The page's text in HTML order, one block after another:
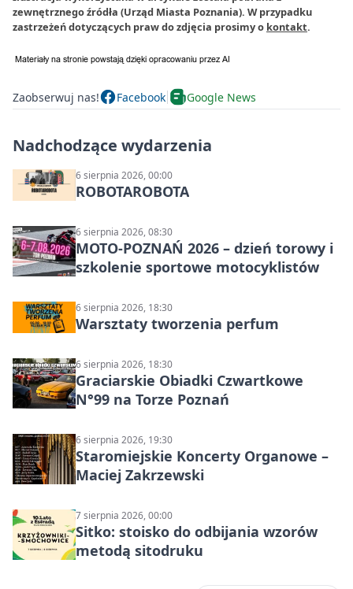
zewnętrznego źródła (Urząd Miasta Poznania). W przypadku
zastrzeżeń dotyczących praw do zdjęcia prosimy o kontakt.
Zaobserwuj nas! Facebook Google News
Nadchodzące wydarzenia
6 sierpnia 2026, 00:00
ROBOTAROBOTA
6 sierpnia 2026, 08:30
MOTO-POZNAŃ 2026 – dzień torowy i
szkolenie sportowe motocyklistów
6 sierpnia 2026, 18:30
Warsztaty tworzenia perfum
6 sierpnia 2026, 18:30
Graciarskie Obiadki Czwartkowe
N°99 na Torze Poznań
6 sierpnia 2026, 19:30
Staromiejskie Koncerty Organowe –
Maciej Zakrzewski
7 sierpnia 2026, 00:00
Sitko: stoisko do odbijania wzorów
metodą sitodruku